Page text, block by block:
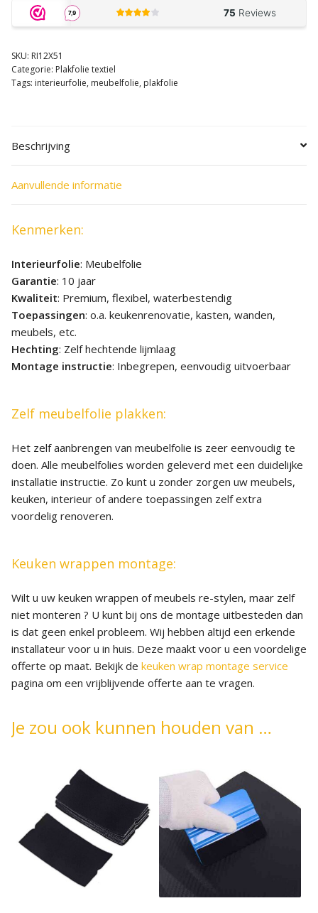
SKU: RI12X51
Categorie: Plakfolie textiel
Tags: interieurfolie, meubelfolie, plakfolie
Beschrijving
Aanvullende informatie
Kenmerken:
Interieurfolie: Meubelfolie
Garantie: 10 jaar
Kwaliteit: Premium, flexibel, waterbestendig
Toepassingen: o.a. keukenrenovatie, kasten, wanden,
meubels, etc.
Hechting: Zelf hechtende lijmlaag
Montage instructie: Inbegrepen, eenvoudig uitvoerbaar
Zelf meubelfolie plakken:
Het zelf aanbrengen van meubelfolie is zeer eenvoudig te
doen. Alle meubelfolies worden geleverd met een duidelijke
installatie instructie. Zo kunt u zonder zorgen uw meubels,
keuken, interieur of andere toepassingen zelf extra
voordelig renoveren.
Keuken wrappen montage:
Wilt u uw keuken wrappen of meubels re-stylen, maar zelf
niet monteren ? U kunt bij ons de montage uitbesteden dan
is dat geen enkel probleem. Wij hebben altijd een erkende
installateur voor u in huis. Deze maakt voor u een voordelige
offerte op maat. Bekijk de keuken wrap montage service
pagina om een vrijblijvende offerte aan te vragen.
Je zou ook kunnen houden van …